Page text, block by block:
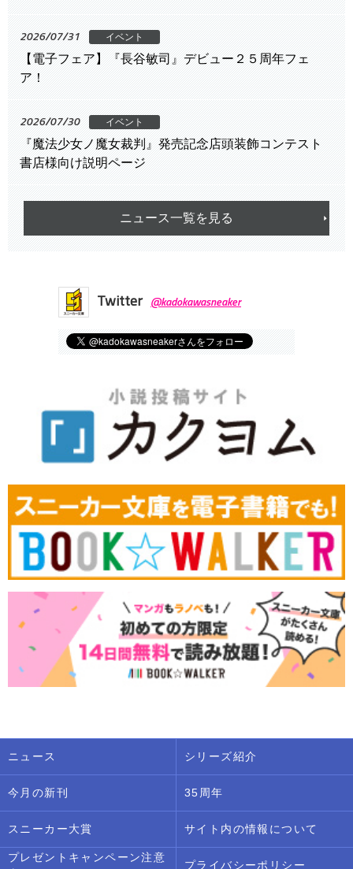
2026/07/31 イベント
【電子フェア】『長谷敏司』デビュー２５周年フェ
ア！
2026/07/30 イベント
『魔法少女ノ魔女裁判』発売記念店頭装飾コンテスト
書店様向け説明ページ
ニュース一覧を見る
Twitter @kadokawasneaker
ニュース シリーズ紹介
今月の新刊 35周年
スニーカー大賞 サイト内の情報について
プレゼントキャンペーン注意
プライバシーポリシー